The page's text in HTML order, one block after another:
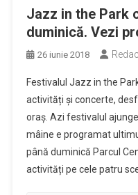
Jazz in the Park
duminică. Vezi
26 iunie 2018
Festivalul Jazz in the
activități și concerte,
oraș. Azi festivalul
mâine e programat
până duminică Parcul
activități pe cele patru